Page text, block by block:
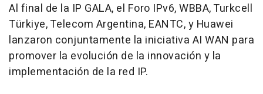
Al final de la IP GALA, el Foro IPv6, WBBA, Turkcell
Türkiye, Telecom Argentina, EANTC, y Huawei
lanzaron conjuntamente la iniciativa AI WAN para
promover la evolución de la innovación y la
implementación de la red IP.